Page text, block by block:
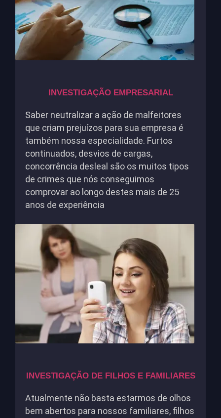
INVESTIGAÇÃO EMPRESARIAL
Saber neutralizar a ação de malfeitores
que criam prejuízos para sua empresa é
também nossa especialidade. Furtos
continuados, desvios de cargas,
concorrência desleal são os muitos tipos
de crimes que nós conseguimos
comprovar ao longo destes mais de 25
anos de experiência
INVESTIGAÇÃO DE FILHOS E FAMILIARES
Atualmente não basta estarmos de olhos
bem abertos para nossos familiares, filhos